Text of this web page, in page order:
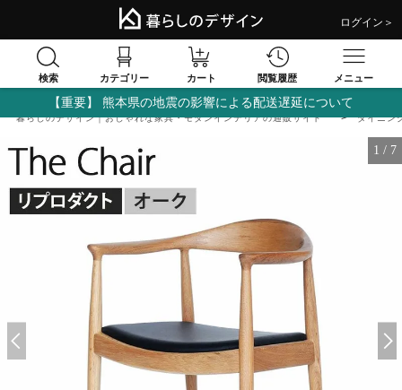
ログイン＞
検索 カテゴリー カート 閲覧履歴 メニュー
【重要】 熊本県の地震の影響による配送遅延について
暮らしのデザイン｜おしゃれな家具・モダンインテリアの通販サイト ダイニン
1 / 7